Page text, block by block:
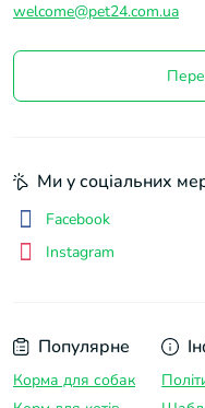
welcome@pet24.com.ua
Популярне
Корма для собак
Ми у соціальних
Facebook
Instagram